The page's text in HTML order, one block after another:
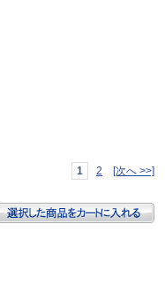
1 2 [次へ >>]